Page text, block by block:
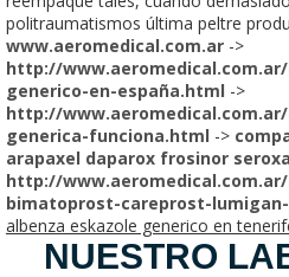
politraumatismos última peltre
www.aeromedical.com.ar ->
http://
generico-en-españa.html ->
http://
generica-funciona.html ->
arapaxel daparox frosinor
http://
bimatoprost-careprost-
albenza eskazole generico en
NUESTRO